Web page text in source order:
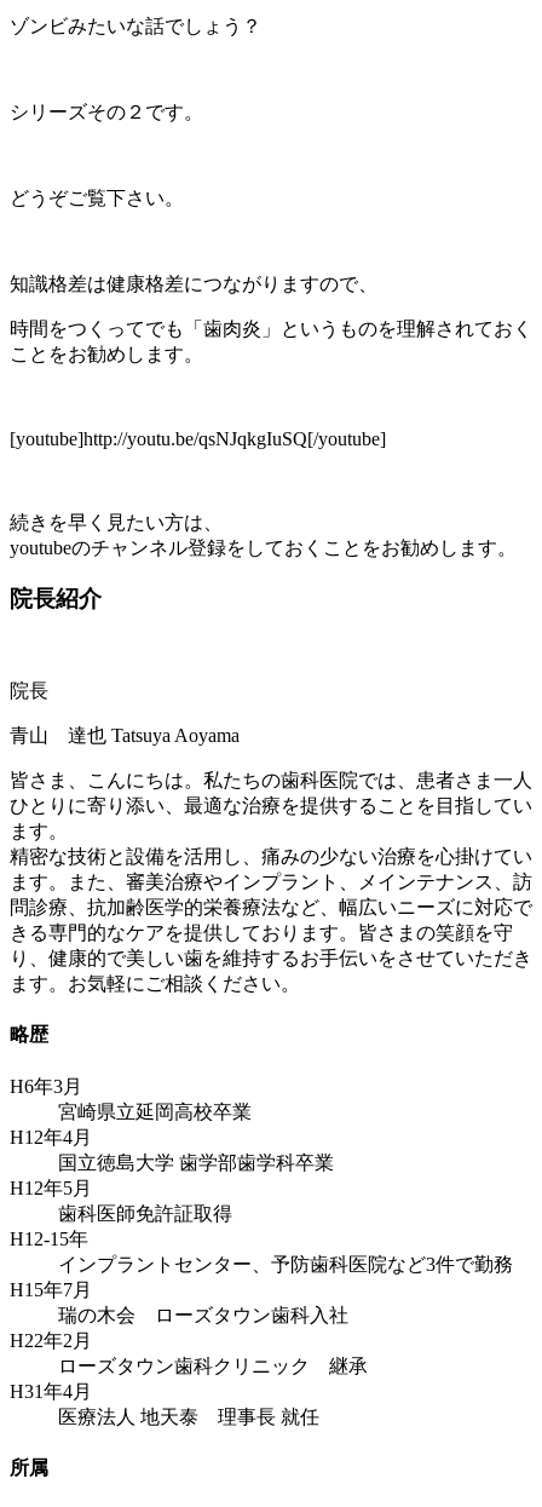
ゾンビみたいな話でしょう？
シリーズその２です。
どうぞご覧下さい。
知識格差は健康格差につながりますので、
時間をつくってでも「歯肉炎」というものを理解されておく
ことをお勧めします。
[youtube]http://youtu.be/qsNJqkgIuSQ[/youtube]
続きを早く見たい方は、
youtubeのチャンネル登録をしておくことをお勧めします。
院長紹介
院長
青山 達也 Tatsuya Aoyama
皆さま、こんにちは。私たちの歯科医院では、患者さま一人
ひとりに寄り添い、最適な治療を提供することを目指してい
ます。
精密な技術と設備を活用し、痛みの少ない治療を心掛けてい
ます。また、審美治療やインプラント、メインテナンス、訪
問診療、抗加齢医学的栄養療法など、幅広いニーズに対応で
きる専門的なケアを提供しております。皆さまの笑顔を守
り、健康的で美しい歯を維持するお手伝いをさせていただき
ます。お気軽にご相談ください。
略歴
H6年3月
宮崎県立延岡高校卒業
H12年4月
国立徳島大学 歯学部歯学科卒業
H12年5月
歯科医師免許証取得
H12-15年
インプラントセンター、予防歯科医院など3件で勤務
H15年7月
瑞の木会 ローズタウン歯科入社
H22年2月
ローズタウン歯科クリニック 継承
H31年4月
医療法人 地天泰 理事長 就任
所属